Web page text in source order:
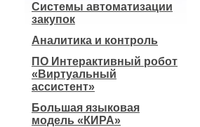
Системы автоматизации
закупок
Аналитика и контроль
ПО Интерактивный робот
«Виртуальный
ассистент»
Большая языковая
модель «КИРА»